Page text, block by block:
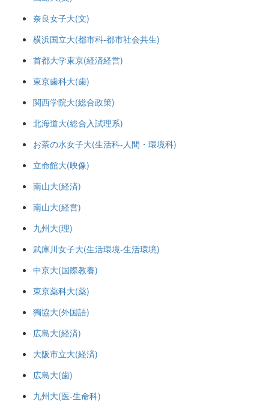
奈良女子大(文)
横浜国立大(都市科-都市社会共生)
首都大学東京(経済経営)
東京歯科大(歯)
関西学院大(総合政策)
北海道大(総合入試理系)
お茶の水女子大(生活科-人間・環境科)
立命館大(映像)
南山大(経済)
南山大(経営)
九州大(理)
武庫川女子大(生活環境-生活環境)
中京大(国際教養)
東京薬科大(薬)
獨協大(外国語)
広島大(経済)
大阪市立大(経済)
広島大(歯)
九州大(医-生命科)